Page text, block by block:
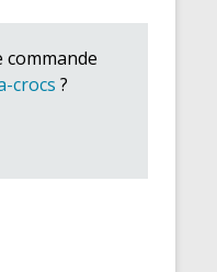
crocs ?